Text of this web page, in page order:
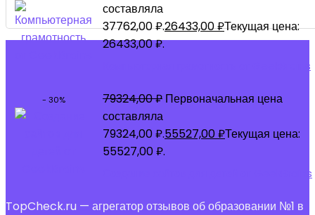
составляла
37762,00 ₽.26433,00₽Текущая цена:
26433,00 ₽.
Компьютерная грамотность от GeekBrains
- 30% 79324,00₽ Первоначальная цена
составляла
79324,00 ₽.55527,00₽Текущая цена:
55527,00 ₽.
Создание сайтов для детей от GeekBrains
TopCheck.ru — агрегатор отзывов об образовании №1 в